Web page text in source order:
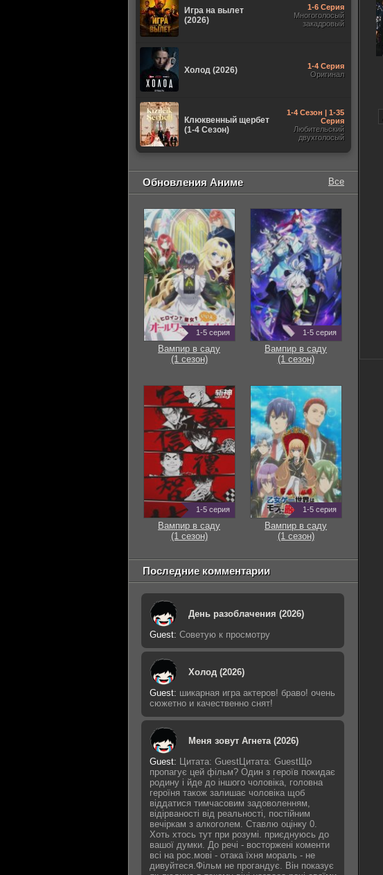
Игра на вылет
(2026)
1-6 Серия
Многоголосый
закадровый
Холод (2026)
1-4 Серия
Оригинал
Клюквенный щербет
(1-4 Сезон)
1-4 Сезон | 1-35
Серия
Любительский
двухголосый
Обновления Аниме Все
1-5 серия
Вампир в саду
(1 сезон)
1-5 серия
Вампир в саду
(1 сезон)
1-5 серия
Вампир в саду
(1 сезон)
1-5 серия
Вампир в саду
(1 сезон)
Последние комментарии
День разоблачения (2026)
Guest: Советую к просмотру
Холод (2026)
Guest: шикарная игра актеров! браво! очень
сюжетно и качественно снят!
Меня зовут Агнета (2026)
Guest: Цитата: GuestЦитата: GuestЩо
пропагує цей фільм? Один з героїв покидає
родину і йде до іншого чоловіка, головна
героїня також залишає чоловіка щоб
віддатися тимчасовим задоволенням,
відірваності від реальності, постійним
вечіркам з алкоголем. Ставлю оцінку 0.
Хоть хтось тут при розумі. приєднуюсь до
вашої думки. До речі - восторжені коменти
всі на рос.мові - отака їхня мораль - не
дивуйтеся.Фільм не прогандує. Він показує